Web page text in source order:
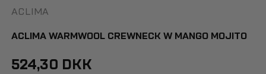
ACLIMA
ACLIMA WARMWOOL CREWNECK W MANGO MOJITO
524,30 DKK